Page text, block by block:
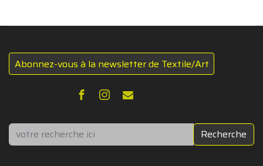
Abonnez-vous à la newsletter de Textile/Art
Rechercher Recherche